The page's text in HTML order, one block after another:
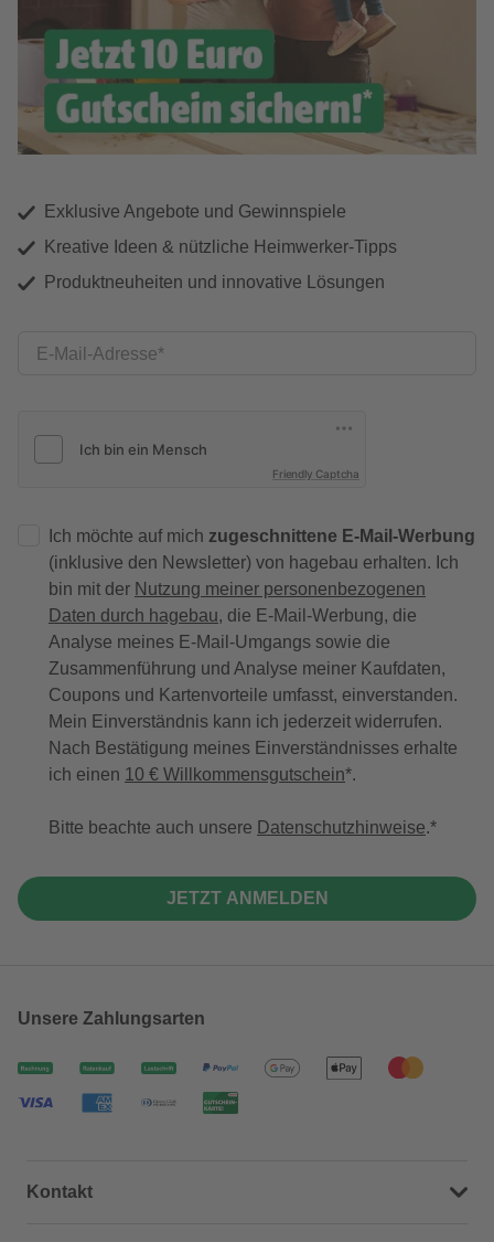
Exklusive Angebote und Gewinnspiele
Kreative Ideen & nützliche Heimwerker-Tipps
Produktneuheiten und innovative Lösungen
E-Mail-Adresse
Friendly Captcha
Ich möchte auf mich zugeschnittene E-Mail-Werbung
(inklusive den Newsletter) von hagebau erhalten. Ich
bin mit der Nutzung meiner personenbezogenen
Daten durch hagebau, die E-Mail-Werbung, die
Analyse meines E-Mail-Umgangs sowie die
Zusammenführung und Analyse meiner Kaufdaten,
Coupons und Kartenvorteile umfasst, einverstanden.
Mein Einverständnis kann ich jederzeit widerrufen.
Nach Bestätigung meines Einverständnisses erhalte
ich einen 10 € Willkommensgutschein*.
Bitte beachte auch unsere Datenschutzhinweise.
JETZT ANMELDEN
Unsere Zahlungsarten
Kontakt